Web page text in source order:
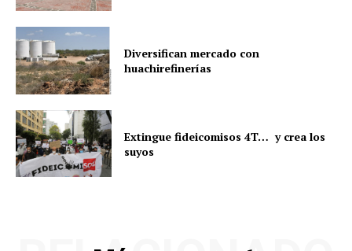
Diversifican mercado con
huachirefinerías
Extingue fideicomisos 4T… y crea los
suyos